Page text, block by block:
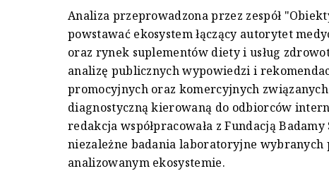
Analiza przeprowadzona przez zespół
powstawać ekosystem łączący autorytet
oraz rynek suplementów diety i usług
analizę publicznych wypowiedzi i
promocyjnych oraz komercyjnych
diagnostyczną kierowaną do odbiorców
redakcja współpracowała z Fundacją
niezależne badania laboratoryjne
analizowanym ekosystemie.